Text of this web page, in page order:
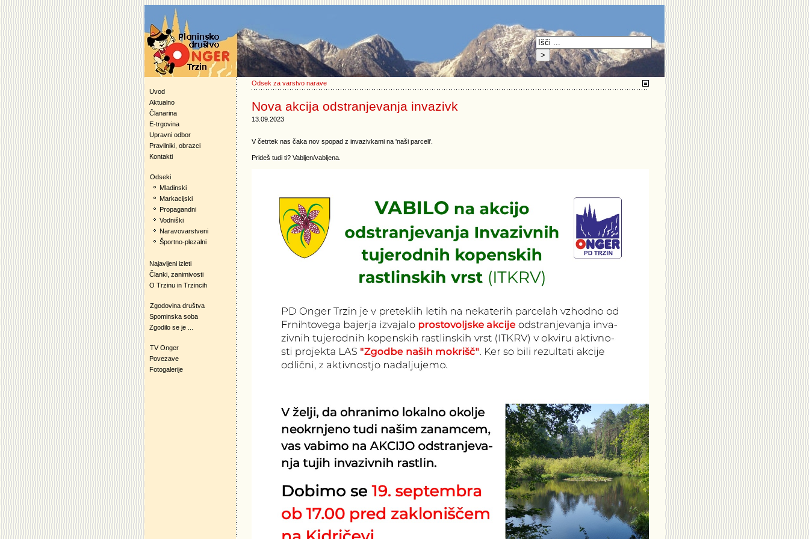
Uvod
Aktualno
Članarina
E-trgovina
Upravni odbor
Pravilniki, obrazci
Kontakti
Odseki
Mladinski
Markacijski
Propagandni
Vodniški
Naravovarstveni
Športno-plezalni
Najavljeni izleti
Članki, zanimivosti
O Trzinu in Trzincih
Zgodovina društva
Spominska soba
Zgodilo se je ...
TV Onger
Povezave
Fotogalerije
Odsek za varstvo narave
Nova akcija odstranjevanja invazivk
13.09.2023
V četrtek nas čaka nov spopad z invazivkami na 'naši parceli'.
Prideš tudi ti? Vabljen/vabljena.